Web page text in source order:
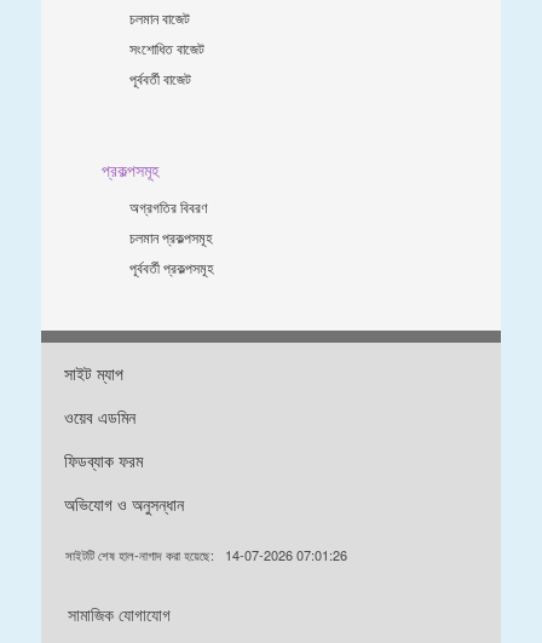
চলমান বাজেট
সংশোধিত বাজেট
পূর্ববর্তী বাজেট
প্রকল্পসমূহ
অগ্রগতির বিবরণ
চলমান প্রকল্পসমূহ
পূর্ববর্তী প্রকল্পসমূহ
সাইট ম্যাপ
ওয়েব এডমিন
ফিডব্যাক ফরম
অভিযোগ ও অনুসন্ধান
সাইটটি শেষ হাল-নাগাদ করা হয়েছে: 14-07-2026 07:01:26
সামাজিক যোগাযোগ